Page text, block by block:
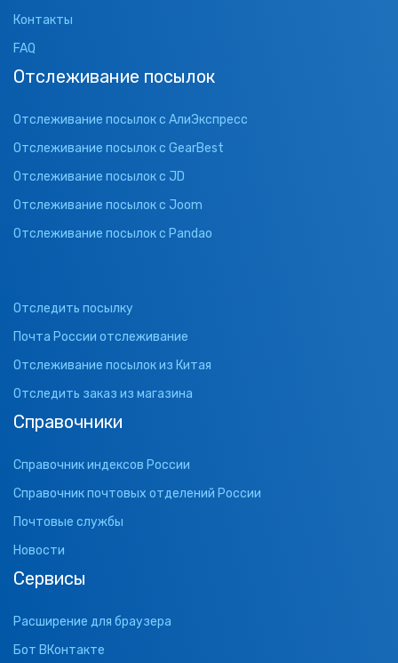
Контакты
FAQ
Отслеживание посылок
Отслеживание посылок с АлиЭкспресс
Отслеживание посылок с GearBest
Отслеживание посылок с JD
Отслеживание посылок с Joom
Отслеживание посылок с Pandao
Отследить посылку
Почта России отслеживание
Отслеживание посылок из Китая
Отследить заказ из магазина
Справочники
Справочник индексов России
Справочник почтовых отделений России
Почтовые службы
Новости
Сервисы
Расширение для браузера
Бот ВКонтакте